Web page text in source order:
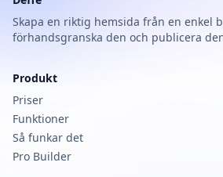
Skapa en riktig hemsida från en enkel
förhandsgranska den och publicera
Produkt
Priser
Funktioner
Så funkar det
Pro Builder